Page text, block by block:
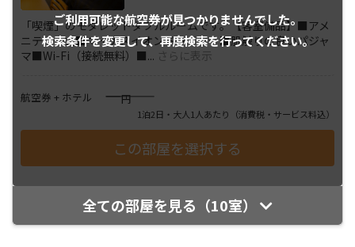
ご利用可能な航空券が見つかりませんでした。
検索条件を変更して、再度検索を行ってください。
「喫煙」のモダレットダブルルームです。【客室備品】■アメ
ニティ一式■マイナスイオンドライヤー■肌触りの良いパジャ
マ■Wi-Fi（接続無料）■... さらに表示
航空券 + ホテル ――――円
1泊2日・大人1人あたり （消費税・サービス料込）
全ての部屋を見る（10室）